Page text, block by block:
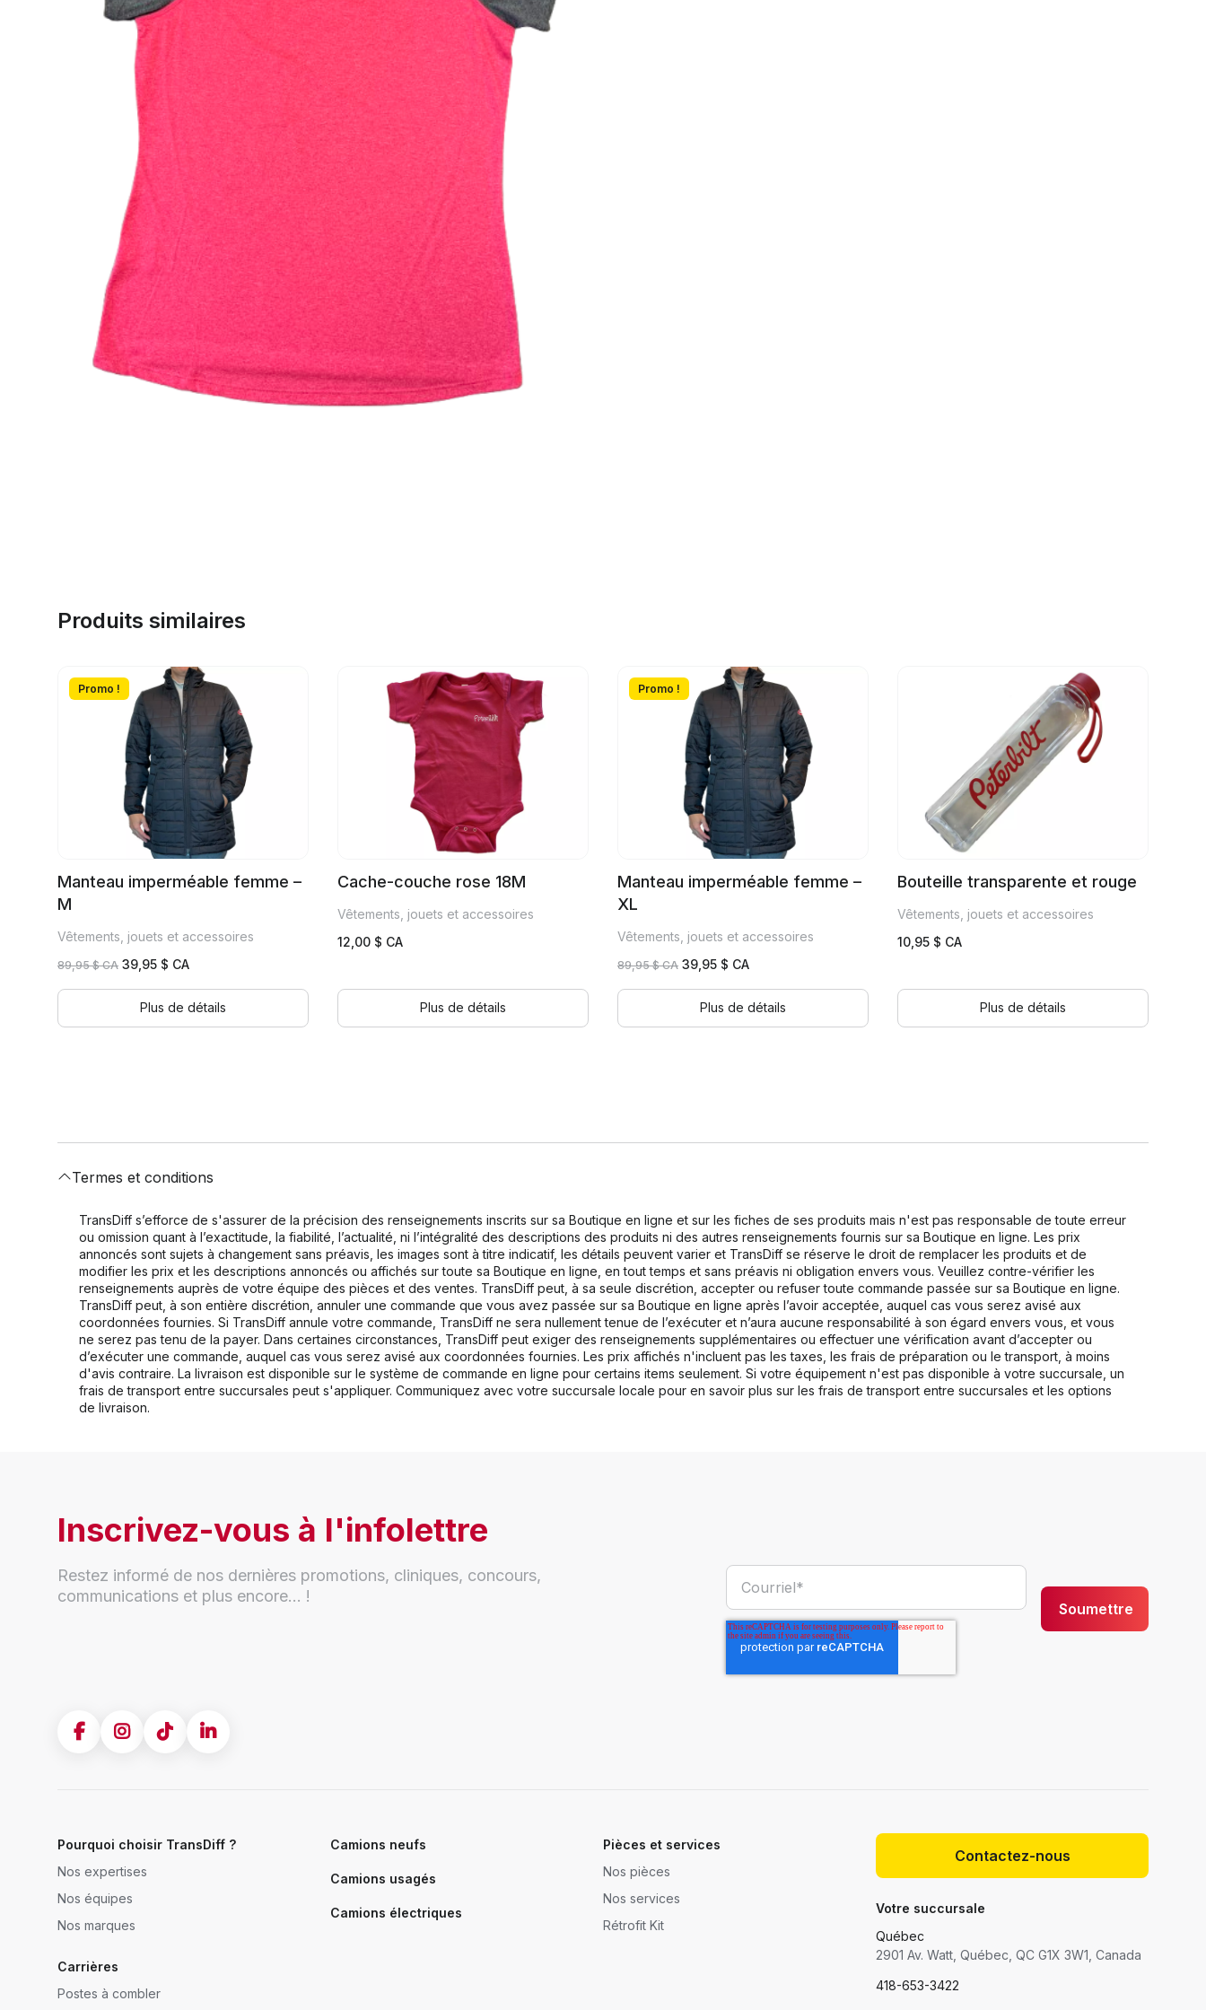
Produits similaires
Promo !
Manteau imperméable femme –
M
Vêtements, jouets et accessoires
89,95$ CA Le
était :
89,95 $
39,95 $ CALe
est :
39,95 $
Plus de détails
Cache-couche rose 18M
Vêtements, jouets et accessoires
12,00 $ CA
Plus de détails
Promo !
Manteau imperméable femme –
XL
Vêtements, jouets et accessoires
89,95$ CA Le
était :
89,95 $
39,95 $ CALe
est :
39,95 $
Plus de détails
Bouteille transparente et rouge
Vêtements, jouets et accessoires
10,95 $ CA
Plus de détails
Termes et conditions
TransDiff s’efforce de s'assurer de la précision des renseignements inscrits sur sa Boutique en ligne et sur les fiches de ses produits mais n'est pas responsable de toute erreur
ou omission quant à l’exactitude, la fiabilité, l’actualité, ni l’intégralité des descriptions des produits ni des autres renseignements fournis sur sa Boutique en ligne. Les prix
annoncés sont sujets à changement sans préavis, les images sont à titre indicatif, les détails peuvent varier et TransDiff se réserve le droit de remplacer les produits et de
modifier les prix et les descriptions annoncés ou affichés sur toute sa Boutique en ligne, en tout temps et sans préavis ni obligation envers vous. Veuillez contre-vérifier les
renseignements auprès de votre équipe des pièces et des ventes. TransDiff peut, à sa seule discrétion, accepter ou refuser toute commande passée sur sa Boutique en ligne.
TransDiff peut, à son entière discrétion, annuler une commande que vous avez passée sur sa Boutique en ligne après l’avoir acceptée, auquel cas vous serez avisé aux
coordonnées fournies. Si TransDiff annule votre commande, TransDiff ne sera nullement tenue de l’exécuter et n’aura aucune responsabilité à son égard envers vous, et vous
ne serez pas tenu de la payer. Dans certaines circonstances, TransDiff peut exiger des renseignements supplémentaires ou effectuer une vérification avant d’accepter ou
d’exécuter une commande, auquel cas vous serez avisé aux coordonnées fournies. Les prix affichés n'incluent pas les taxes, les frais de préparation ou le transport, à moins
d'avis contraire. La livraison est disponible sur le système de commande en ligne pour certains items seulement. Si votre équipement n'est pas disponible à votre succursale, un
frais de transport entre succursales peut s'appliquer. Communiquez avec votre succursale locale pour en savoir plus sur les frais de transport entre succursales et les options
de livraison.
Inscrivez-vous à l'infolettre
Restez informé de nos dernières promotions, cliniques, concours,
communications et plus encore... !
Pourquoi choisir TransDiff ?
Nos expertises
Nos équipes
Nos marques
Carrières
Postes à combler
Camions neufs
Camions usagés
Camions électriques
Pièces et services
Nos pièces
Nos services
Rétrofit Kit
Contactez-nous
Votre succursale
Québec
2901 Av. Watt, Québec, QC G1X 3W1, Canada
418-653-3422